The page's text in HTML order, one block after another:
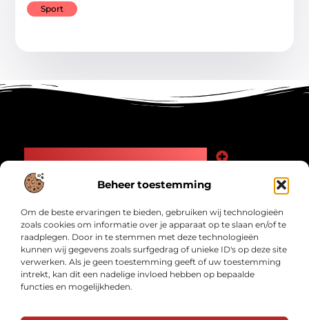
Beheer toestemming
Om de beste ervaringen te bieden, gebruiken wij technologieën
zoals cookies om informatie over je apparaat op te slaan en/of te
raadplegen. Door in te stemmen met deze technologieën
kunnen wij gegevens zoals surfgedrag of unieke ID's op deze site
verwerken. Als je geen toestemming geeft of uw toestemming
intrekt, kan dit een nadelige invloed hebben op bepaalde
functies en mogelijkheden.
Sport
Bericht categorie